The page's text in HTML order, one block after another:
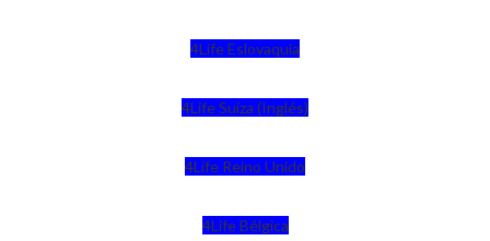
4Life Eslovaquia
4Life Suiza (Inglés)
4Life Reino Unido
4Life Bélgica